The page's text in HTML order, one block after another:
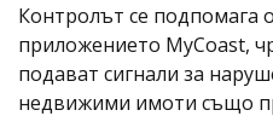
Контролът се подпомага
приложението MyCoast,
подават сигнали за
недвижими имоти също